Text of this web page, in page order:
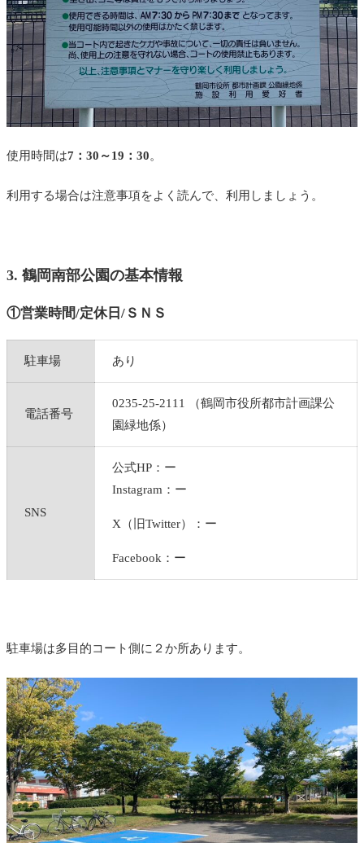
使用時間は7：30～19：30。
利用する場合は注意事項をよく読んで、利用しましょう。
3. 鶴岡南部公園の基本情報
①営業時間/定休日/ＳＮＳ
駐車場 あり
電話番号
0235‐25-2111 （鶴岡市役所都市計画課公
園緑地係）
SNS
公式HP：ー
Instagram：ー
X（旧Twitter）：ー
Facebook：ー
駐車場は多目的コート側に２か所あります。